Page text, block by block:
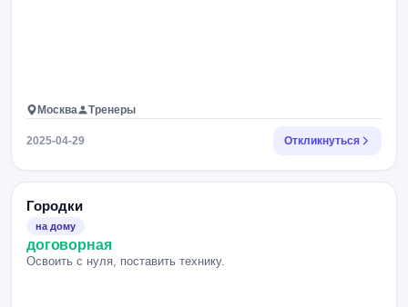
Москва Тренеры
2025-04-29 Откликнуться
Городки
на дому
договорная
Освоить с нуля, поставить технику.